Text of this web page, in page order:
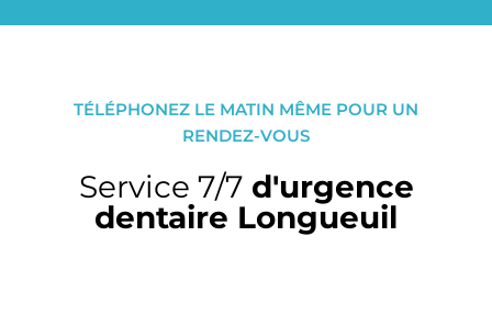
TÉLÉPHONEZ LE MATIN MÊME POUR UN
RENDEZ-VOUS
Service 7/7 d'urgence
dentaire Longueuil